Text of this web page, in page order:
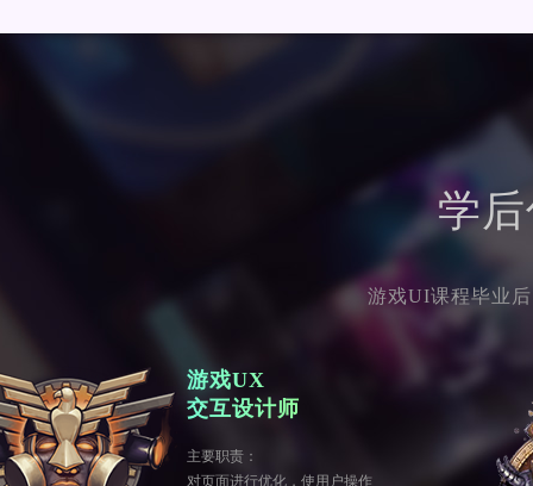
学
游戏UI课程毕业
游戏UX
交互设计师
主要职责：
对页面进行优化，使用户操作